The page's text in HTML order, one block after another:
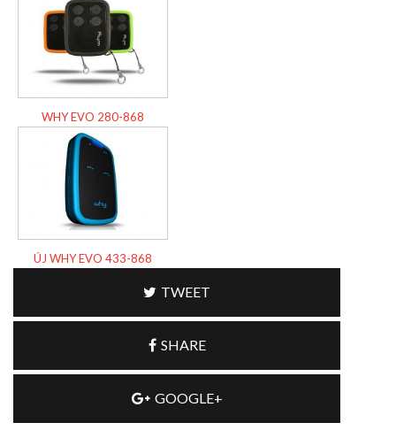
WHY EVO 280-868
ÚJ WHY EVO 433-868
TWEET
SHARE
GOOGLE+